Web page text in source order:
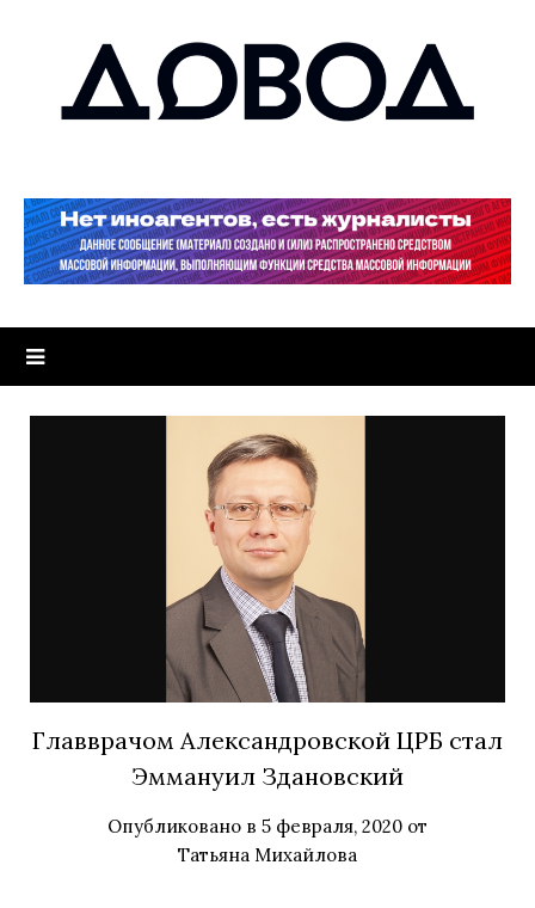
Главврачом Александровской ЦРБ стал
Эммануил Здановский
Опубликовано в 5 февраля, 2020 от
Татьяна Михайлова